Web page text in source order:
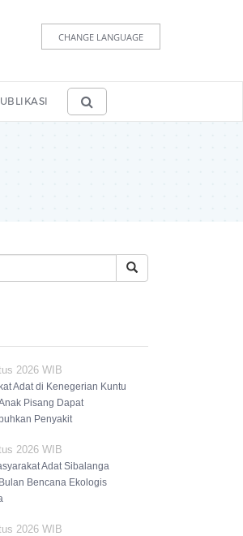
CHANGE LANGUAGE
2026 WIB
Adat di Kenegerian Kuntu
Pisang Dapat
Penyakit
2026 WIB
Adat Sibalanga
Bencana Ekologis
2026 WIB